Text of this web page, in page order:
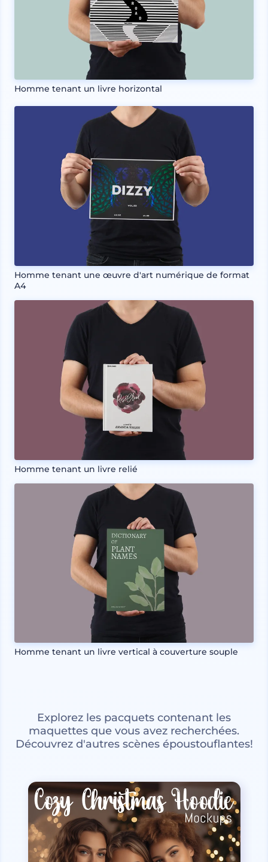
Homme tenant un livre horizontal
Homme tenant une œuvre d'art numérique de format
A4
Homme tenant un livre relié
Homme tenant un livre vertical à couverture souple
Explorez les pacquets contenant les
maquettes que vous avez recherchées.
Découvrez d'autres scènes époustouflantes!